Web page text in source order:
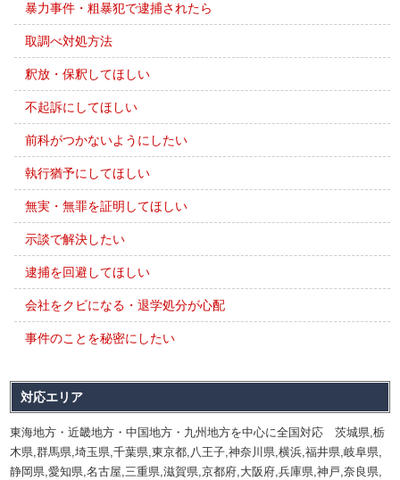
暴力事件・粗暴犯で逮捕されたら
取調べ対処方法
釈放・保釈してほしい
不起訴にしてほしい
前科がつかないようにしたい
執行猶予にしてほしい
無実・無罪を証明してほしい
示談で解決したい
逮捕を回避してほしい
会社をクビになる・退学処分が心配
事件のことを秘密にしたい
対応エリア
東海地方・近畿地方・中国地方・九州地方を中心に全国対応 茨城県,栃
木県,群馬県,埼玉県,千葉県,東京都,八王子,神奈川県,横浜,福井県,岐阜県,
静岡県,愛知県,名古屋,三重県,滋賀県,京都府,大阪府,兵庫県,神戸,奈良県,